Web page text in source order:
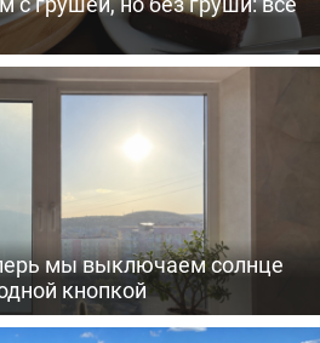
мы выключаем солнце
кнопкой